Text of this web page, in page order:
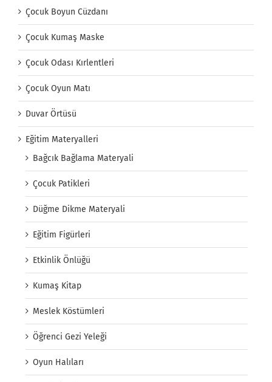
Çocuk Boyun Cüzdanı
Çocuk Kumaş Maske
Çocuk Odası Kırlentleri
Çocuk Oyun Matı
Duvar Örtüsü
Eğitim Materyalleri
Bağcık Bağlama Materyali
Çocuk Patikleri
Düğme Dikme Materyali
Eğitim Figürleri
Etkinlik Önlüğü
Kumaş Kitap
Meslek Köstümleri
Öğrenci Gezi Yeleği
Oyun Halıları